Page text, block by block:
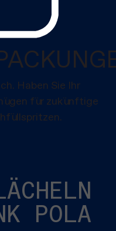
Haben Sie Ihr
für zukünftige
POLA